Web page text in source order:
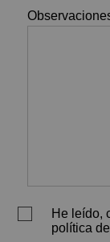
He leído,
política